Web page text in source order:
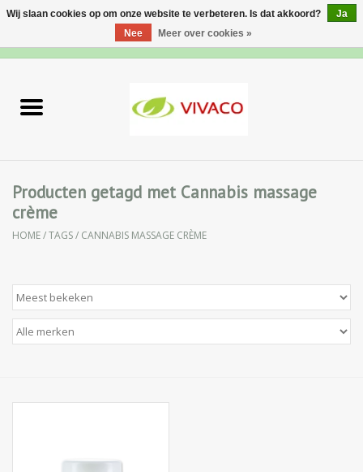
Lichaamsverzorging
Natuurlijke Kruiden
Apotheek
Producten getagd met Cannabis massage
crème
HOME/TAGS/ CANNABIS MASSAGE CRÈME
Wij slaan cookies op om onze website te verbeteren. Is dat akkoord?
Ja
Nee
Meer over cookies »